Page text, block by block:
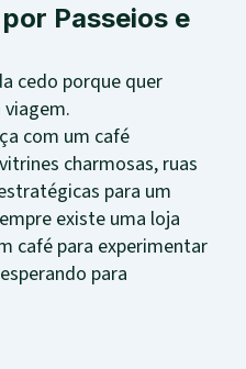
Passeios e
cedo porque quer
com um café
charmosas, ruas
para um
existe uma loja
café para experimentar
para